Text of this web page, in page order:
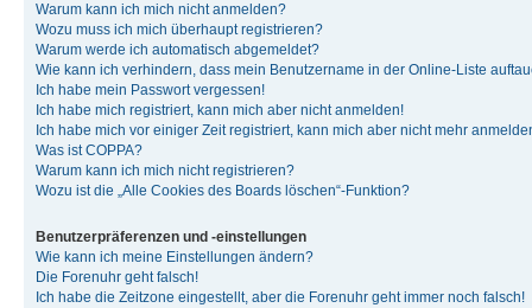
Warum kann ich mich nicht anmelden?
Wozu muss ich mich überhaupt registrieren?
Warum werde ich automatisch abgemeldet?
Wie kann ich verhindern, dass mein Benutzername in der Online-Liste
Ich habe mein Passwort vergessen!
Ich habe mich registriert, kann mich aber nicht anmelden!
Ich habe mich vor einiger Zeit registriert, kann mich aber nicht mehr
Was ist COPPA?
Warum kann ich mich nicht registrieren?
Wozu ist die „Alle Cookies des Boards löschen“-Funktion?
Benutzerpräferenzen und -einstellungen
Wie kann ich meine Einstellungen ändern?
Die Forenuhr geht falsch!
Ich habe die Zeitzone eingestellt, aber die Forenuhr geht immer noch falsch!